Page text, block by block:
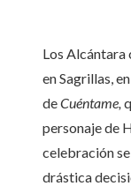
Los Alcántara
en Sagrillas,
deCuéntame,
personaje de
celebración
drástica